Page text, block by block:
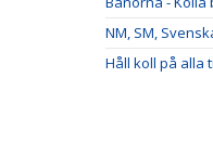
NM, SM,
Håll koll på alla